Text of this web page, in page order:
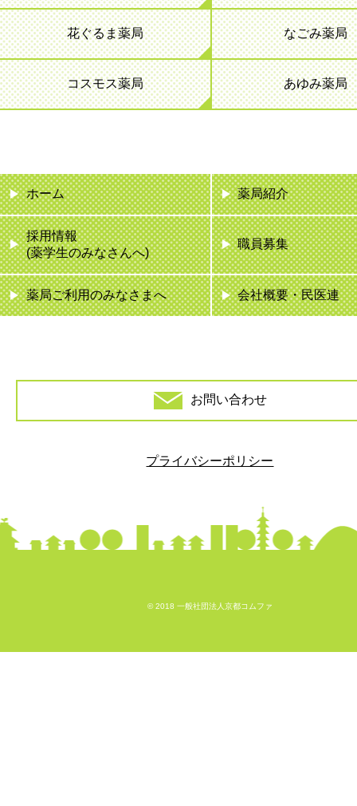
花ぐるま薬局 なごみ薬局
コスモス薬局 あゆみ薬局
ホーム 薬局紹介
採用情報
(薬学生のみなさんへ)
職員募集
薬局ご利用のみなさまへ 会社概要・民医連
お問い合わせ
プライバシーポリシー
© 2018 一般社団法人京都コムファ